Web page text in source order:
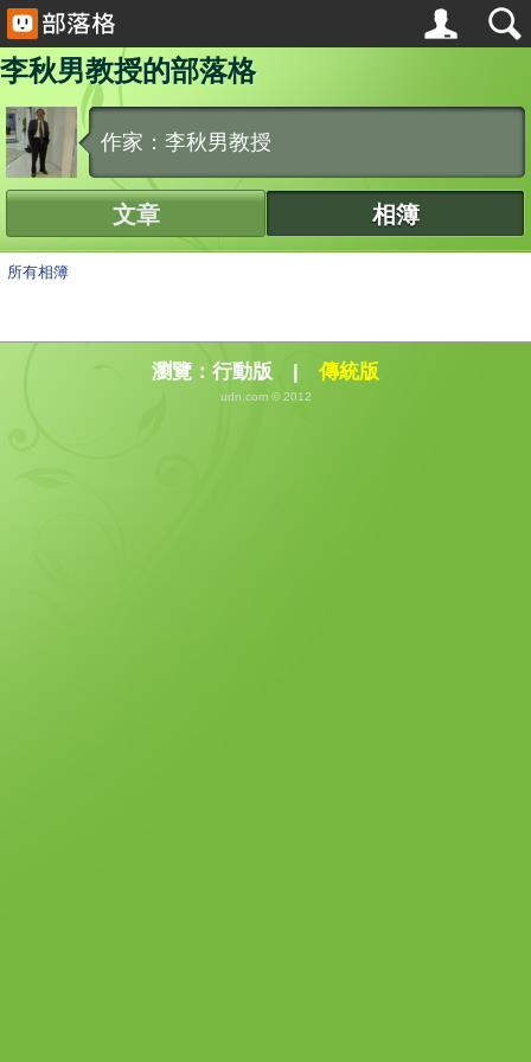
李秋男教授的部落格
作家：李秋男教授
文章 相簿
所有相簿
瀏覽： 行動版 | 傳統版
udn.com © 2012